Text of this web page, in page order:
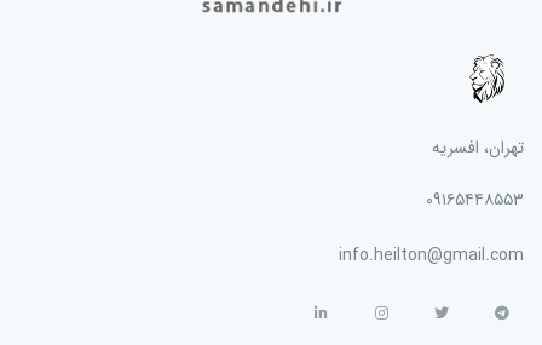
تهران، افسریه
۰۹۱۶۵۴۴۸۵۵۳
info.heilton@gmail.com